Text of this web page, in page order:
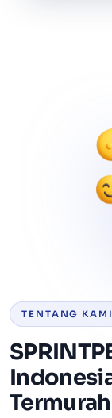
TENTANG KAMI
Termurah